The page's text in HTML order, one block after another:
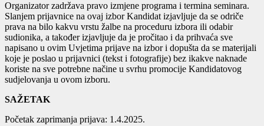
Organizator zadržava pravo izmjene programa i termina seminara.
Slanjem prijavnice na ovaj izbor Kandidat izjavljuje da se odriče
prava na bilo kakvu vrstu žalbe na proceduru izbora ili odabir
sudionika, a također izjavljuje da je pročitao i da prihvaća sve
napisano u ovim Uvjetima prijave na izbor i dopušta da se materijali
koje je poslao u prijavnici (tekst i fotografije) bez ikakve naknade
koriste na sve potrebne načine u svrhu promocije Kandidatovog
sudjelovanja u ovom izboru.
SAŽETAK
Početak zaprimanja prijava: 1.4.2025.